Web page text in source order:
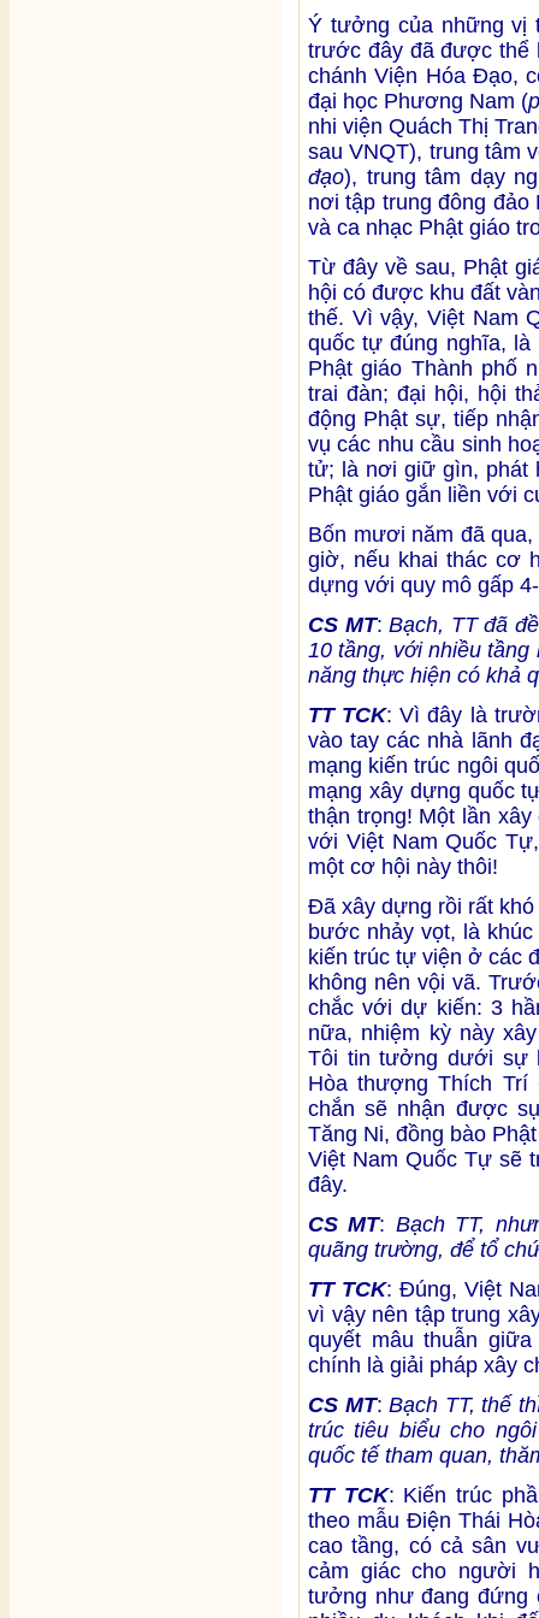
Ý tưởng của những vị
trước đây đã được thể
chánh Viện Hóa Đạo,
đại học Phương Nam (
nhi viện Quách Thị
sau VNQT), trung tâm
đạo), trung tâm dạy
nơi tập trung đông đảo
và ca nhạc Phật giáo
Từ đây về sau, Phật
hội có được khu đất
thế. Vì vậy, Việt Nam
quốc tự đúng nghĩa,
Phật giáo Thành phố
trai đàn; đại hội, hội
động Phật sự, tiếp
vụ các nhu cầu sinh
tử; là nơi giữ gìn, phát
Phật giáo gắn liền với
Bốn mươi năm đã
giờ, nếu khai thác cơ
dựng với quy mô gấp
CS MT:Bạch, TT đã
10 tầng, với nhiều tầng
năng thực hiện có khả
TT TCK: Vì đây là
vào tay các nhà lãnh
mạng kiến trúc ngôi
mạng xây dựng quốc
thận trọng! Một lần
với Việt Nam Quốc
một cơ hội này thôi!
Đã xây dựng rồi rất
bước nhảy vọt, là
kiến trúc tự viện ở các
không nên vội vã.
chắc với dự kiến: 3
nữa, nhiệm kỳ này
Tôi tin tưởng dưới sự
Hòa thượng Thích Trí
chắn sẽ nhận được
Tăng Ni, đồng bào
Việt Nam Quốc Tự sẽ
đây.
CS MT: Bạch TT,
quãng trường, để tổ
TT TCK: Đúng, Việt
vì vậy nên tập trung
quyết mâu thuẫn
chính là giải pháp xây
CS MT: Bạch TT, thế
trúc tiêu biểu cho
quốc tế tham quan,
TT TCK: Kiến trúc
theo mẫu Điện Thái
cao tầng, có cả sân
cảm giác cho người
tưởng như đang đứng